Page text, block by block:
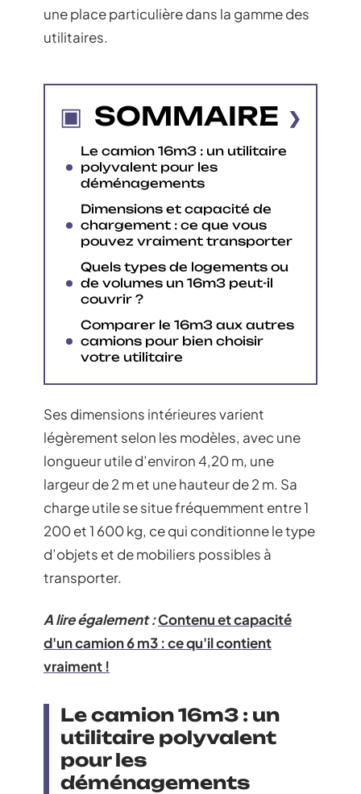
une place particulière dans la gamme des
utilitaires.
SOMMAIRE
Le camion 16m3 : un utilitaire
polyvalent pour les
déménagements
Dimensions et capacité de
chargement : ce que vous
pouvez vraiment transporter
Quels types de logements ou
de volumes un 16m3 peut-il
couvrir ?
Comparer le 16m3 aux autres
camions pour bien choisir
votre utilitaire
Ses dimensions intérieures varient
légèrement selon les modèles, avec une
longueur utile d’environ 4,20 m, une
largeur de 2 m et une hauteur de 2 m. Sa
charge utile se situe fréquemment entre 1
200 et 1 600 kg, ce qui conditionne le type
d’objets et de mobiliers possibles à
transporter.
A lire également :Contenu et capacité
d'un camion 6 m3 : ce qu'il contient
vraiment !
Le camion 16m3 : un
utilitaire polyvalent
pour les
déménagements